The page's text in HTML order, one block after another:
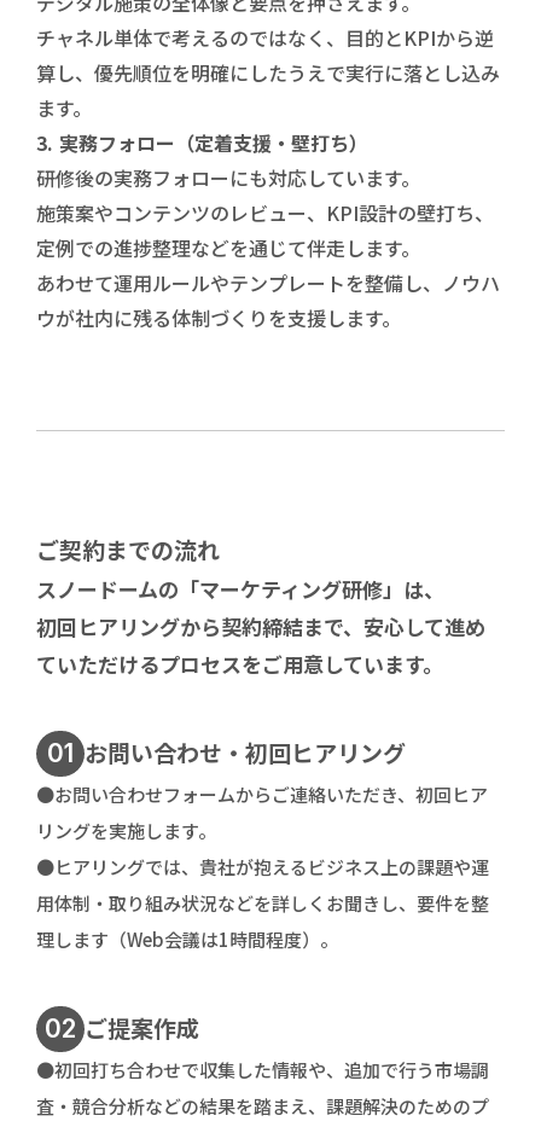
チャネル単体で考えるのではなく、目的とKPIから逆
算し、優先順位を明確にしたうえで実行に落とし込み
ます。
3. 実務フォロー（定着支援・壁打ち）
研修後の実務フォローにも対応しています。
施策案やコンテンツのレビュー、KPI設計の壁打ち、
定例での進捗整理などを通じて伴走します。
あわせて運用ルールやテンプレートを整備し、ノウハ
ウが社内に残る体制づくりを支援します。
ご契約までの流れ
スノードームの「マーケティング研修」は、
初回ヒアリングから契約締結まで、安心して進め
ていただけるプロセスをご用意しています。
01 お問い合わせ・初回ヒアリング
●お問い合わせフォームからご連絡いただき、初回ヒア
リングを実施します。
●ヒアリングでは、貴社が抱えるビジネス上の課題や運
用体制・取り組み状況などを詳しくお聞きし、要件を整
理します（Web会議は1時間程度）。
02 ご提案作成
●初回打ち合わせで収集した情報や、追加で行う市場調
査・競合分析などの結果を踏まえ、課題解決のためのプ